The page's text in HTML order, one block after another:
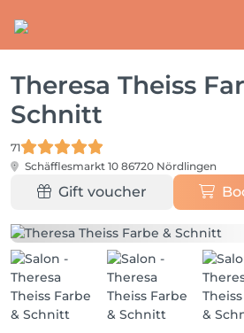
Theresa Theiss
Schnitt
71
Schäfflesmarkt 10 86720 Nördlingen
Gift voucher